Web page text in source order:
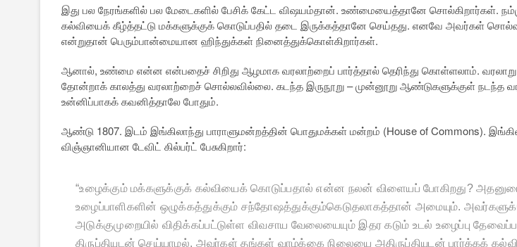
இது பல நேரங்களில் பல மேடைகளில் பேசிக் கேட்ட விஷயம்தான். உண்மையைத்தானே சொல்கிறார்கள்.
கல்வியைக் கீழ்த்தட்டு மக்களுக்குக் கொடுப்பதில் தடை இருக்கத்தானே செய்தது. எனவே அவர்கள்
என்றுதான் பெரும்பான்மையான ஹிந்துக்கள் நினைத்துக்கொள்கிறார்கள்.
ஆனால், உண்மை என்ன என்பதைச் சிறிது ஆழமாக வரலாற்றைப் பார்த்தால் தெரிந்து கொள்ளலாம்.
தோன்றாக் காலத்து வரலாற்றைச் சொல்லவில்லை. கடந்த இருநூறு – முன்னூறு ஆண்டுகளுக்குள் நடந்த
உன்னிப்பாகக் கவனித்தாலே போதும்.
ஆண்டு 1807. இடம் இங்கிலாந்து பாராளுமன்றத்தின் பொதுமக்கள் மன்றம் (House of Commons).
விஞ்ஞானியான டேவிட் கில்பர்ட் பேசுகிறார்:
“உழைக்கும் மக்களுக்குக் கல்வியைக் கொடுப்பதால் என்ன நலன் விளையப் போகிறது?
உழைப்பாளிகளின் ஒழுக்கத்துக்கும் சந்தோஷத்துக்கும்கெடுதலாகத்தான் அமையும்.
அடுக்குமுறையில் விதிக்கப்பட்டுள்ள விவசாய வேலையையும் இதர கடும் உடல் உழைப்பு
திருப்தியுடன் செய்யாமல், அவர்கள் தங்கள் வாழ்க்கை நிலையை அதிருப்தியுடன் பார்க்கக் கல்வி